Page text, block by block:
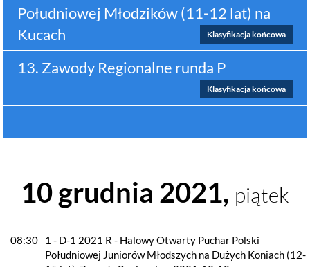
Południowej Młodzików (11-12 lat) na
Kucach
Klasyfikacja końcowa
13. Zawody Regionalne runda P
Klasyfikacja końcowa
10 grudnia 2021, piątek
08:30
1 - D-1 2021 R - Halowy Otwarty Puchar Polski
Południowej Juniorów Młodszych na Dużych Koniach (12-